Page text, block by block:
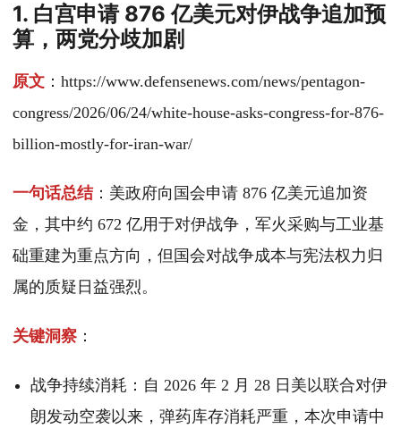
1. 白宫申请 876 亿美元对伊战争追加预
算，两党分歧加剧
原文 ：https://www.defensenews.com/news/pentagon-
congress/2026/06/24/white-house-asks-congress-for-876-
billion-mostly-for-iran-war/
一句话总结：美政府向国会申请 876 亿美元追加资
金，其中约 672 亿用于对伊战争，军火采购与工业基
础重建为重点方向，但国会对战争成本与宪法权力归
属的质疑日益强烈。
关键洞察 ：
战争持续消耗：自 2026 年 2 月 28 日美以联合对伊
朗发动空袭以来，弹药库存消耗严重，本次申请中